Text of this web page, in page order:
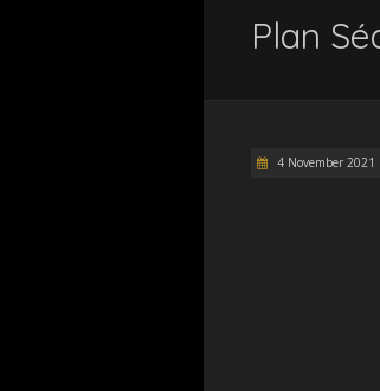
Plan
4 November 2021